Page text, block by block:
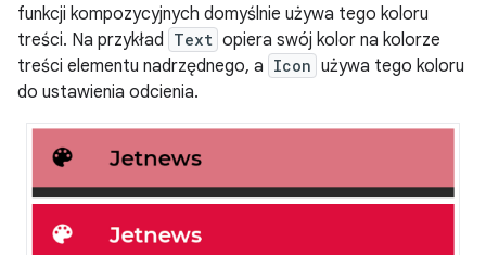
funkcji kompozycyjnych domyślnie używa tego koloru
treści. Na przykład
Text opiera swój kolor na kolorze
treści elementu nadrzędnego, a Icon używa tego koloru
do ustawienia odcienia.